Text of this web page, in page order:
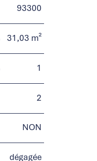
93300
31,03 m²
1
2
NON
dégagée